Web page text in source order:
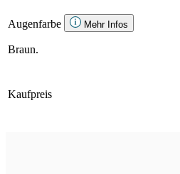
Augenfarbe Mehr Infos
Braun.
Kaufpreis